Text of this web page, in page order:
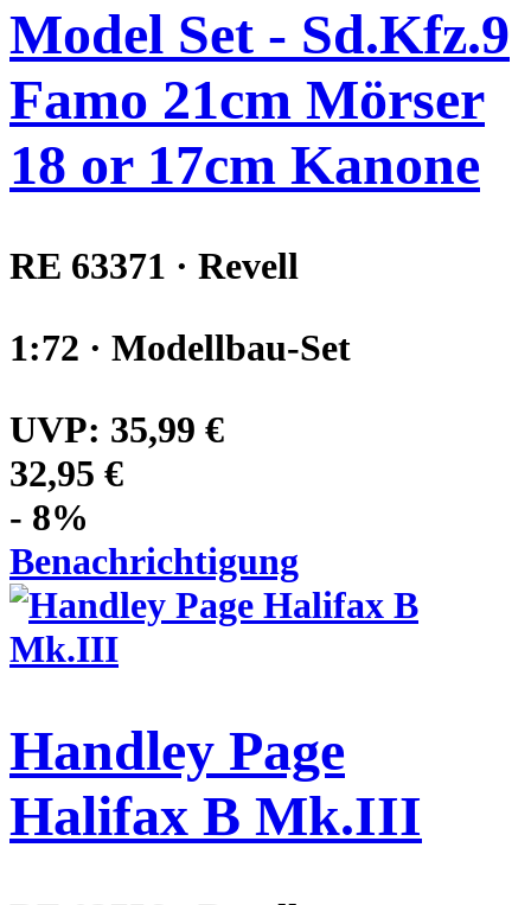
Model Set - Sd.Kfz.9
Famo 21cm Mörser
18 or 17cm Kanone
RE 63371 · Revell
1:72 · Modellbau-Set
UVP: 35,99 €
32,95 €
- 8%
Benachrichtigung
Handley Page
Halifax B Mk.III